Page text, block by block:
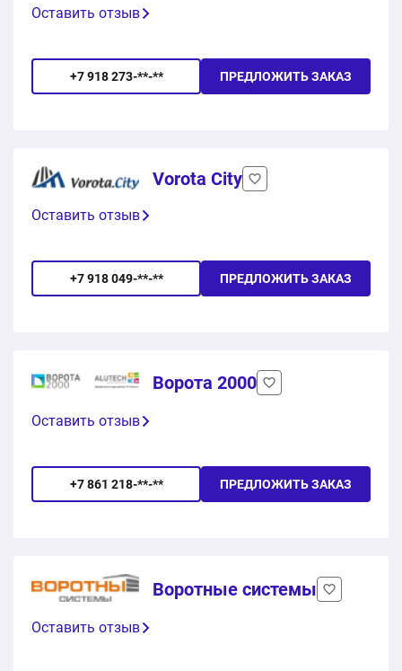
+7 918 273-**-** ПРЕДЛОЖИТЬ ЗАКАЗ
Оставить отзыв
Vorota City
+7 918 049-**-** ПРЕДЛОЖИТЬ ЗАКАЗ
Оставить отзыв
Ворота 2000
+7 861 218-**-** ПРЕДЛОЖИТЬ ЗАКАЗ
Оставить отзыв
Воротные системы
Оставить отзыв